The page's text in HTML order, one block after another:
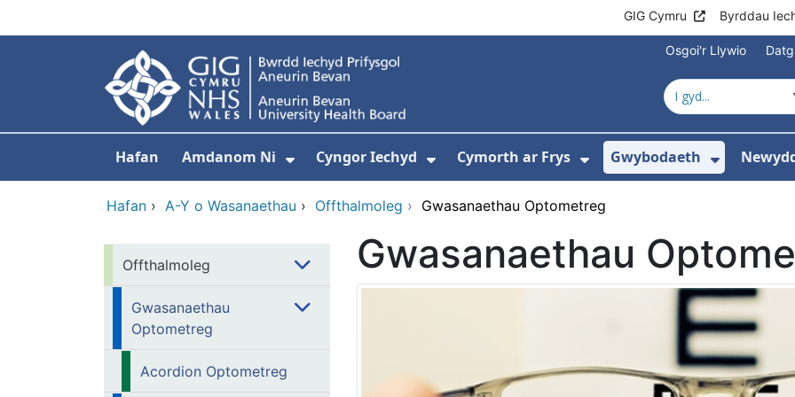
GIG Cymru Byrddau
Osgoi'r Llywio
Hafan Amdanom Ni
Dangos isddewislen ar gyfer Amdanom Ni
Cyngor Iechyd
Dangos isddewislen ar gyfer Cyngor
Cymorth ar Frys
Dangos isddewislen ar
Gwybodaeth
Dangos
Hafan › A-Y o Wasanaethau › Offthalmoleg › Gwasanaethau Optometreg
Offthalmoleg
Gwasanaethau
Optometreg
Acordion Optometreg
Gwasanaethau